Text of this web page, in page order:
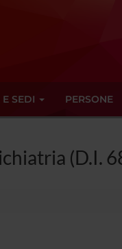
E SEDI PERSONE
(D.I.